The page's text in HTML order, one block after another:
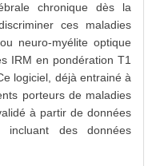
chronique dès la
ces maladies
neuro-myélite optique
IRM en pondération T1
logiciel, déjà entrainé à
porteurs de maladies
à partir de données
incluant des données